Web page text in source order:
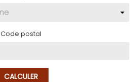
Code postal
CALCULER